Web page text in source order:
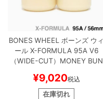
BONES WHEEL ボーンズ ウィ
ールX-FORMULA 95A V6
（WIDE-CUT） MONEY BUN
ケボー
¥9,020税込
在庫切れ